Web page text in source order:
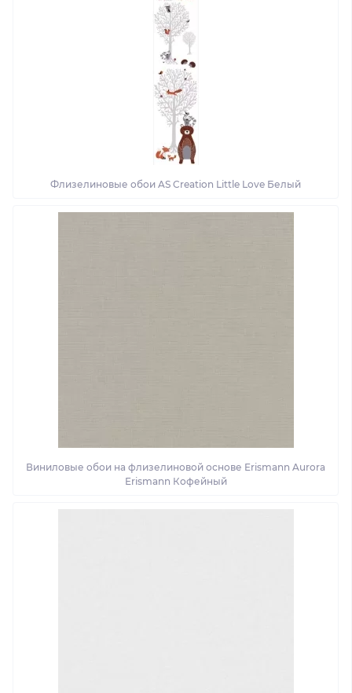
Флизелиновые обои AS Creation Little Love Белый
Виниловые обои на флизелиновой основе Erismann Aurora
Erismann Кофейный